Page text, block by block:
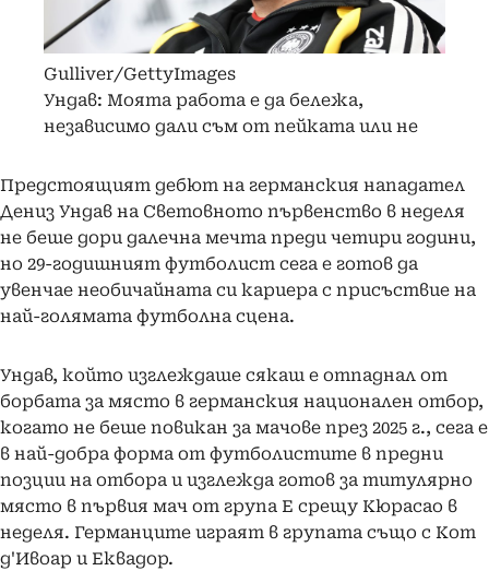
Gulliver/GettyImages
Ундав: Моята работа е да бележа,
независимо дали съм от пейката или не
Предстоящият дебют на германския нападател
Дениз Ундав на Световното първенство в неделя
не беше дори далечна мечта преди четири години,
но 29-годишният футболист сега е готов да
увенчае необичайната си кариера с присъствие на
най-голямата футболна сцена.
Ундав, който изглеждаше сякаш е отпаднал от
борбата за място в германския национален отбор,
когато не беше повикан за мачове през 2025 г., сега е
в най-добра форма от футболистите в предни
позции на отбора и изглежда готов за титулярно
място в първия мач от група Е срещу Кюрасао в
неделя. Германците играят в групата също с Кот
д'Ивоар и Еквадор.